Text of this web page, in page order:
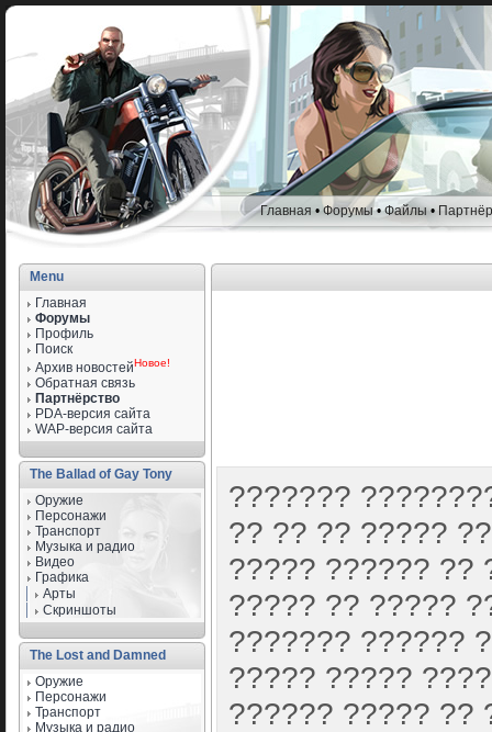
Главная • Форумы•Файлы•
Menu
Главная
Форумы
Профиль
Поиск
Архив новостейНовое!
Обратная связь
Партнёрство
PDA-версия сайта
WAP-версия сайта
The Ballad of Gay Tony
Оружие
Персонажи
Транспорт
Музыка и радио
Видео
Графика
Арты
Скриншоты
The Lost and Damned
Оружие
Персонажи
Транспорт
Музыка и радио
???????
?? ?? ?? ?????
????? ?????? ??
????? ?? ?????
??????? ??????
????? ?????
?????? ????? ??